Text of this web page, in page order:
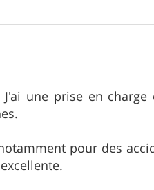
J'ai une prise en
pour des